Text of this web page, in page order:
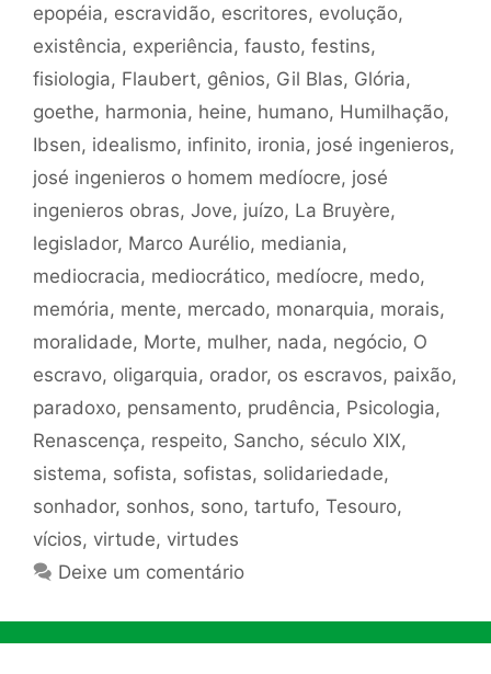
epopéia, escravidão, escritores, evolução,
existência, experiência, fausto, festins,
fisiologia, Flaubert, gênios, Gil Blas, Glória,
goethe, harmonia, heine, humano, Humilhação,
Ibsen, idealismo, infinito, ironia, josé ingenieros,
josé ingenieros o homem medíocre, josé
ingenieros obras, Jove, juízo, La Bruyère,
legislador, Marco Aurélio, mediania,
mediocracia, mediocrático, medíocre, medo,
memória, mente, mercado, monarquia, morais,
moralidade, Morte, mulher, nada, negócio, O
escravo, oligarquia, orador, os escravos, paixão,
paradoxo, pensamento, prudência, Psicologia,
Renascença, respeito, Sancho, século XIX,
sistema, sofista, sofistas, solidariedade,
sonhador, sonhos, sono, tartufo, Tesouro,
vícios, virtude, virtudes
Deixe um comentário